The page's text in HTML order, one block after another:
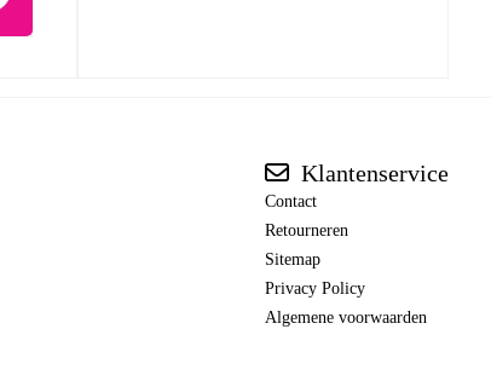
Klantenservice
Contact
Retourneren
Sitemap
Privacy Policy
Algemene voorwaarden